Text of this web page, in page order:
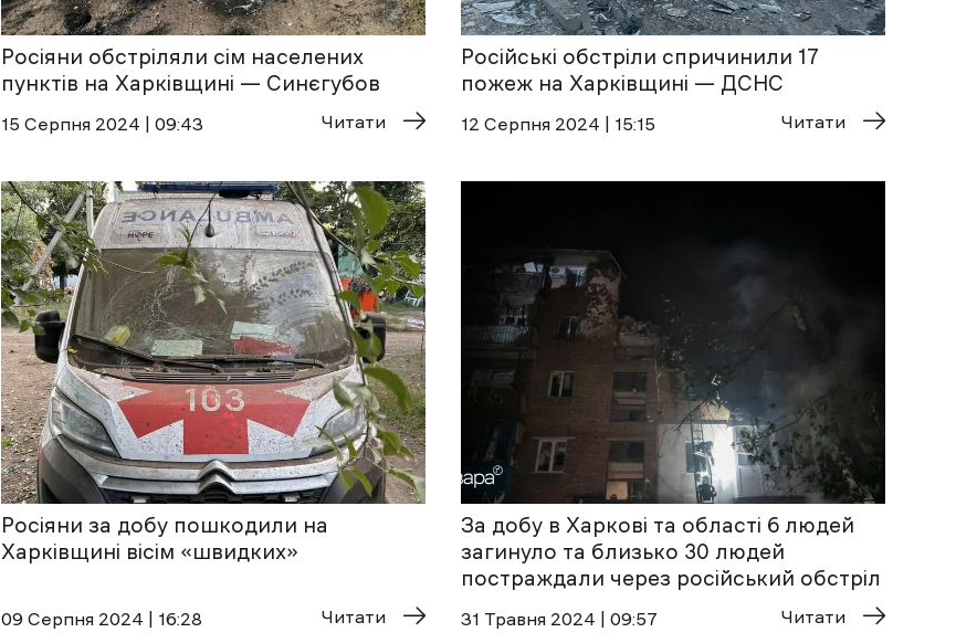
Росіяни обстріляли сім населених
пунктів на Харківщині — Синєгубов
15 Cерпня 2024 | 09:43 Читати
Російські обстріли спричинили 17
пожеж на Харківщині — ДСНС
12 Cерпня 2024 | 15:15 Читати
Росіяни за добу пошкодили на
Харківщині вісім «швидких»
09 Cерпня 2024 | 16:28 Читати
За добу в Харкові та області 6 людей
загинуло та близько 30 людей
постраждали через російський обстріл
31 Травня 2024 | 09:57 Читати